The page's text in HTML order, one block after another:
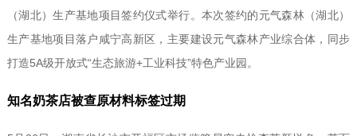
（湖北）生产基地项目签约仪式举行。本次签约的元气森林（湖北）
生产基地项目落户咸宁高新区，主要建设元气森林产业综合体，同步
打造5A级开放式“生态旅游+工业科技”特色产业园。
知名奶茶店被查原材料标签过期